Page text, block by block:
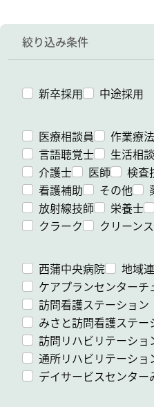
絞り込み条件
新卒採用 中途採用
医療相談員 作業療
言語聴覚士
生活相
介護士
医師 検査
看護補助
その他
放射線技師
栄養士
クラーク
クリーン
西蒲中央病院
地域
ケアプランセンターチ
訪問看護ステーション
みさと訪問看護ステー
訪問リハビリテーショ
通所リハビリテーショ
デイサービスセンター